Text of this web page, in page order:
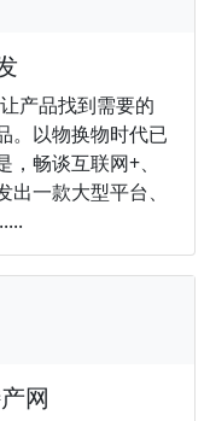
产品找到需要的
。以物换物时代已
畅谈互联网+、
一款大型平台、
网